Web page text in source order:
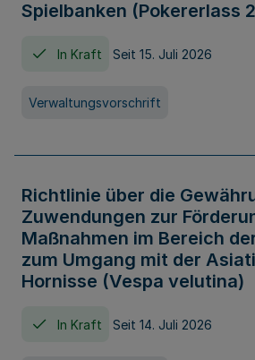
Spielbanken (Pokererlass
In Kraft Seit 15. Juli 2026
Verwaltungsvorschrift
Richtlinie über die
Zuwendungen zur
Maßnahmen im Bereich
zum Umgang mit der
Hornisse (Vespa velutina)
In Kraft Seit 14. Juli 2026